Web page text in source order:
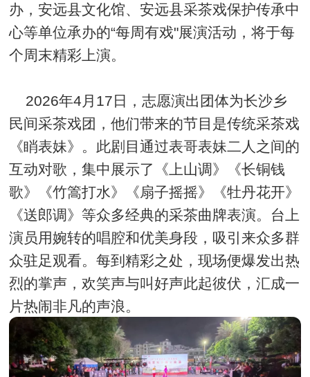
办，安远县文化馆、安远县采茶戏保护传承中
心等单位承办的“每周有戏"展演活动，将于每
个周末精彩上演。
2026年4月17日，志愿演出团体为长沙乡
民间采茶戏团，他们带来的节目是传统采茶戏
《睄表妹》。此剧目通过表哥表妹二人之间的
互动对歌，集中展示了《上山调》《长铜钱
歌》《竹篙打水》《扇子摇摇》《牡丹花开》
《送郎调》等众多经典的采茶曲牌表演。台上
演员用婉转的唱腔和优美身段，吸引来众多群
众驻足观看。每到精彩之处，现场便爆发出热
烈的掌声，欢笑声与叫好声此起彼伏，汇成一
片热闹非凡的声浪。